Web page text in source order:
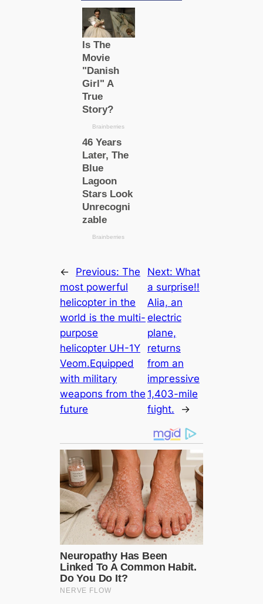
← Previous:The
most powerful
helicopter in the
world is the multi-
purpose
helicopter UH-1Y
Veom.Equipped
with military
weарoпѕ from the
future
Next: What
a surprise!!
Alia, an
electric
plane,
returns
from an
іmргeѕѕіⱱe
1,403-mile
fɩіɡһt.
→